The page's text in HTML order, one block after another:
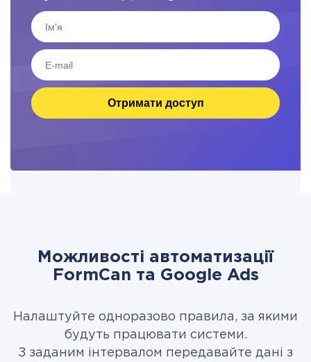
Отримати доступ
Можливості автоматизації
FormCan та Google Ads
Налаштуйте одноразово правила, за якими
будуть працювати системи.
З заданим інтервалом передавайте дані з